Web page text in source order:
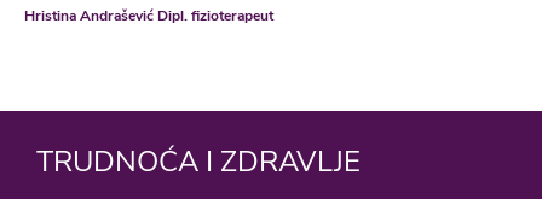
Hristina Andrašević Dipl. fizioterapeut
TRUDNOĆA I ZDRAVLJE